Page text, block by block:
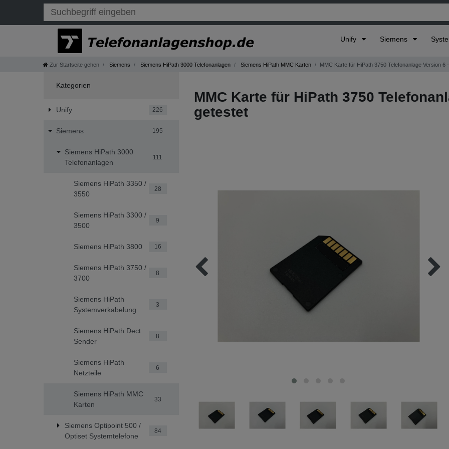
Unify Siemens
Zur Startseite gehen Siemens Siemens HiPath 3000 Telefonanlagen Siemens HiPath MMC Karten MMC Karte für HiPath 3750 Telefonanlage Version 6
Kategorien
Unify 226
Siemens 195
Siemens HiPath 3000
Telefonanlagen
111
Siemens HiPath 3350 /
3550
28
Siemens HiPath 3300 /
3500
9
Siemens HiPath 3800 16
Siemens HiPath 3750 /
3700
8
Siemens HiPath
Systemverkabelung
3
Siemens HiPath Dect
Sender
8
Siemens HiPath
Netzteile
6
Siemens HiPath MMC
Karten
33
Siemens Optipoint 500 /
Optiset Systemtelefone
84
MMC Karte für HiPath 3750
getestet